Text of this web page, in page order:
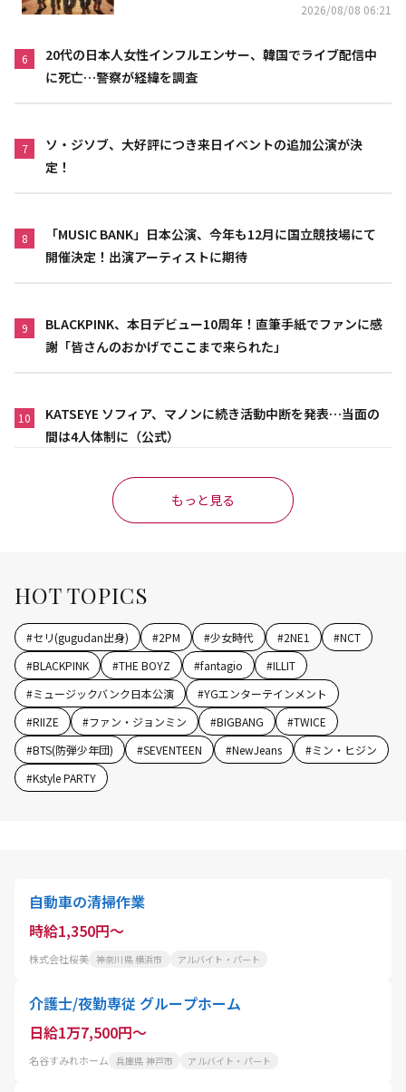
2026/08/08 06:21
6
20代の日本人女性インフルエンサー、韓国でライブ配信中
に死亡…警察が経緯を調査
7
ソ・ジソブ、大好評につき来日イベントの追加公演が決
定！
8
「MUSIC BANK」日本公演、今年も12月に国立競技場にて
開催決定！出演アーティストに期待
9
BLACKPINK、本日デビュー10周年！直筆手紙でファンに感
謝「皆さんのおかげでここまで来られた」
10
KATSEYE ソフィア、マノンに続き活動中断を発表…当面の
間は4人体制に（公式）
もっと見る
HOT TOPICS
#セリ(gugudan出身) #2PM #少女時代 #2NE1 #NCT
#BLACKPINK #THE BOYZ #fantagio #ILLIT
#ミュージックバンク日本公演 #YGエンターテインメント
#RIIZE #ファン・ジョンミン #BIGBANG #TWICE
#BTS(防弾少年団) #SEVENTEEN #NewJeans #ミン・ヒジン
#Kstyle PARTY
自動車の清掃作業
時給1,350円～
株式会社桜美 神奈川県 横浜市 アルバイト・パート
介護士/夜勤専従 グループホーム
日給1万7,500円～
名谷すみれホーム 兵庫県 神戸市 アルバイト・パート